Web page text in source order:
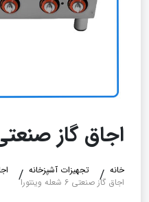
اجاق گاز صنعتی 6 شعله
خانه تجهیزات آشپزخانه
اجاق گاز صنعتی 6 شعله وینتورا